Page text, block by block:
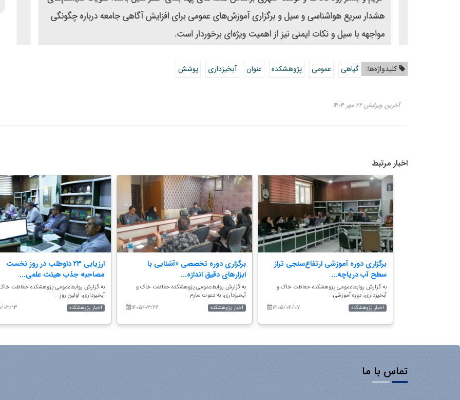
کلیدواژه‌ها: گیاهی عمومی پژوهشکده عنوان آبخیزداری پوشش
آخرین ویرایش ۲۲ مهر ۱۴۰۴
اخبار مرتبط
ارزیابی ۲۳ داوطلب در روز نخست
مصاحبه جذب هیئت علمی...
به گزارش روابط‌عمومی پژوهشکده حفاظت
آبخیزداری، اولین روز...
۱۴۰۵/
اخبار پژوهشکده
برگزاری دوره تخصصی «آشنایی با
ابزارهای دقیق اندازه...
به گزارش روابط‌عمومی پژوهشکده حفاظت خاک و
آبخیزداری، به دعوت سازم...
۱۴۰۵/۰۳/۲۶
اخبار پژوهشکده
برگزاری دوره آموزشی ارتفاع‌سنجی تراز
سطح آب دریاچه...
به گزارش روابط‌عمومی پژوهشکده حفاظت خاک و
آبخیزداری، دوره آموزشی...
۱۴۰۵/۰۴/۰۷
اخبار پژوهشکده
تماس با ما